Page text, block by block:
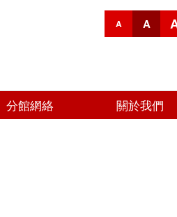
A A
分館網絡 關於我們